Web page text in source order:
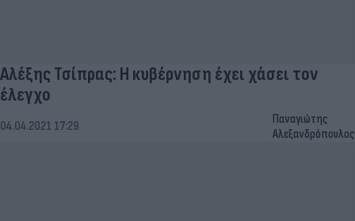
Αλέξης Τσίπρας: Η κυβέρνηση έχει χάσει τον
έλεγχο
04.04.2021 17:29
Παναγιώτης
Αλεξανδρόπουλος